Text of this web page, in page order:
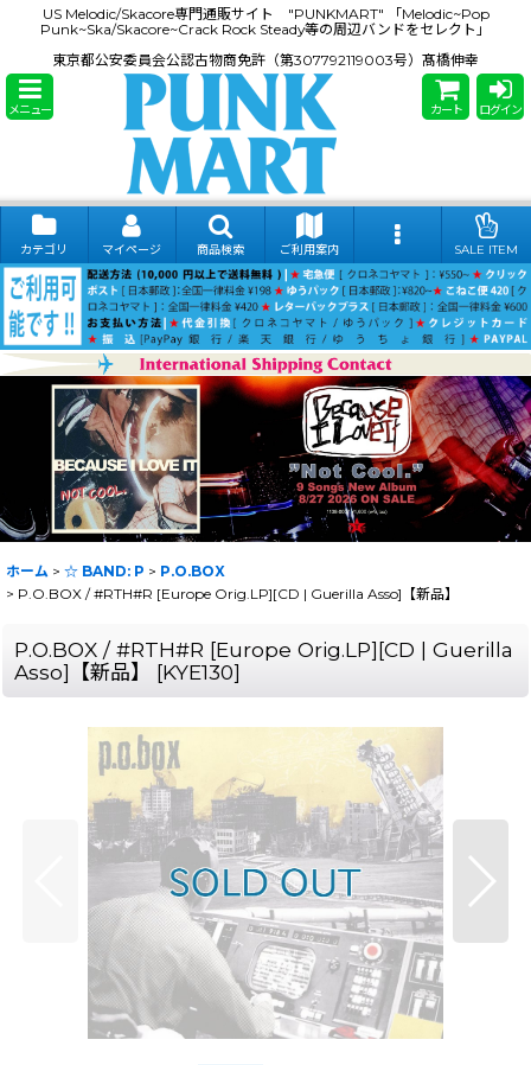
US Melodic/Skacore専門通販サイト "PUNKMART" 「Melodic~Pop
Punk~Ska/Skacore~Crack Rock Steady等の周辺バンドをセレクト」
東京都公安委員会公認古物商免許（第307792119003号）髙橋伸幸
メニュー カート ログイン
カテゴリ マイページ 商品検索 ご利用案内 SALE ITEM
ホーム > ☆ BAND: P > P.O.BOX
> P.O.BOX / #RTH#R [Europe Orig.LP][CD | Guerilla Asso]【新品】
P.O.BOX / #RTH#R [Europe Orig.LP][CD | Guerilla
Asso]【新品】
[KYE130]